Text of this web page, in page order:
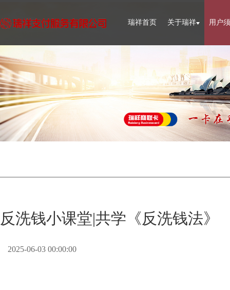
瑞祥首页 关于瑞祥 用户
反洗钱小课堂|共学《反洗钱法》
2025-06-03 00:00:00